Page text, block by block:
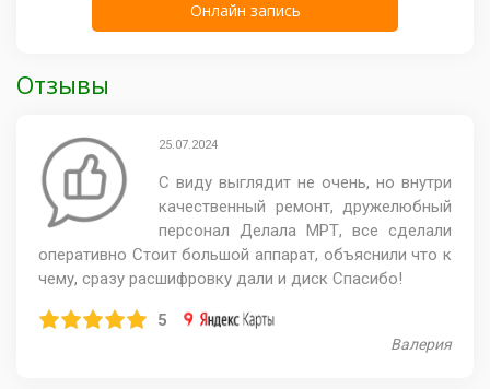
Отзывы
25.07.2024
С виду выглядит не очень, но внутри
качественный ремонт, дружелюбный
персонал Делала МРТ, все сделали
оперативно Стоит большой аппарат, объяснили что к
чему, сразу расшифровку дали и диск Спасибо!
5
Валерия